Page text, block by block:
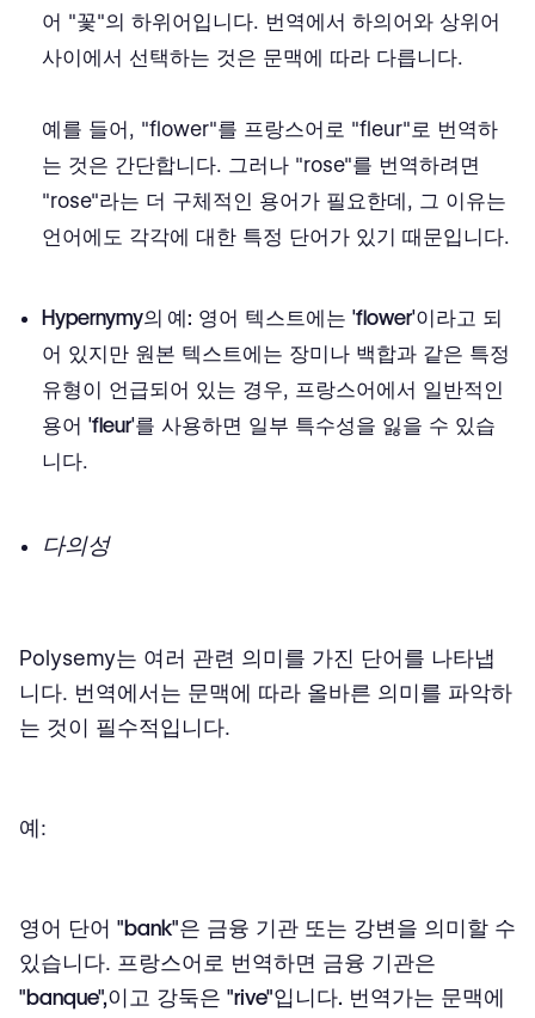
어 "꽃"의 하위어입니다. 번역에서 하의어와 상위어
사이에서 선택하는 것은 문맥에 따라 다릅니다.
예를 들어, "flower"를 프랑스어로 "fleur"로 번역하
는 것은 간단합니다. 그러나 "rose"를 번역하려면
"rose"라는 더 구체적인 용어가 필요한데, 그 이유는
언어에도 각각에 대한 특정 단어가 있기 때문입니다.
Hypernymy의 예: 영어 텍스트에는'flower'이라고 되
어 있지만 원본 텍스트에는 장미나 백합과 같은 특정
유형이 언급되어 있는 경우, 프랑스어에서 일반적인
용어'fleur'를 사용하면 일부 특수성을 잃을 수 있습
니다.
다의성
Polysemy는 여러 관련 의미를 가진 단어를 나타냅
니다. 번역에서는 문맥에 따라 올바른 의미를 파악하
는 것이 필수적입니다.
예:
영어 단어 "bank"은 금융 기관 또는 강변을 의미할 수
있습니다. 프랑스어로 번역하면 금융 기관은
"banque",이고 강둑은 "rive"입니다. 번역가는 문맥에